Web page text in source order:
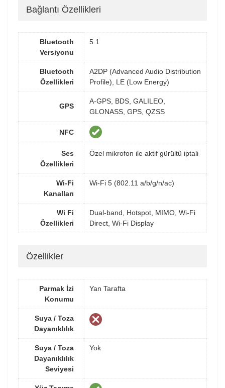
Bağlantı Özellikleri
Bluetooth
Versiyonu
5.1
Bluetooth
Özellikleri
A2DP (Advanced Audio Distribution
Profile), LE (Low Energy)
GPS
A-GPS, BDS, GALILEO,
GLONASS, GPS, QZSS
NFC
Ses
Özellikleri
Özel mikrofon ile aktif gürültü iptali
Wi-Fi
Kanalları
Wi-Fi 5 (802.11 a/b/g/n/ac)
Wi Fi
Özellikleri
Dual-band, Hotspot, MIMO, Wi-Fi
Direct, Wi-Fi Display
Özellikler
Parmak İzi
Konumu
Yan Tarafta
Suya / Toza
Dayanıklılık
Suya / Toza
Dayanıklılık
Seviyesi
Yok